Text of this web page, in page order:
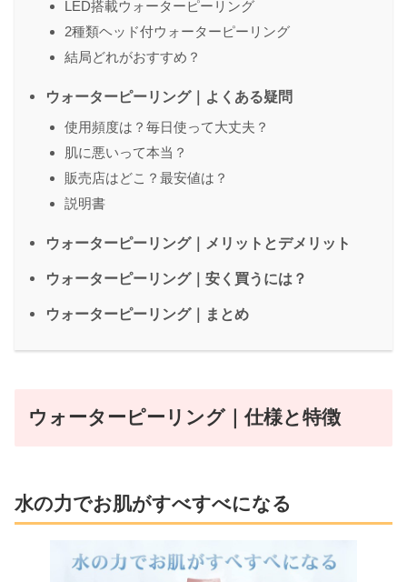
LED搭載ウォーターピーリング
2種類ヘッド付ウォーターピーリング
結局どれがおすすめ？
ウォーターピーリング｜よくある疑問
使用頻度は？毎日使って大丈夫？
肌に悪いって本当？
販売店はどこ？最安値は？
説明書
ウォーターピーリング｜メリットとデメリット
ウォーターピーリング｜安く買うには？
ウォーターピーリング｜まとめ
ウォーターピーリング｜仕様と特徴
水の力でお肌がすべすべになる